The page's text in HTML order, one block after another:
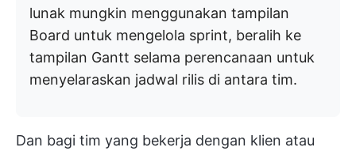
lunak mungkin menggunakan tampilan
Board untuk mengelola sprint, beralih ke
tampilan Gantt selama perencanaan untuk
menyelaraskan jadwal rilis di antara tim.
Dan bagi tim yang bekerja dengan klien atau